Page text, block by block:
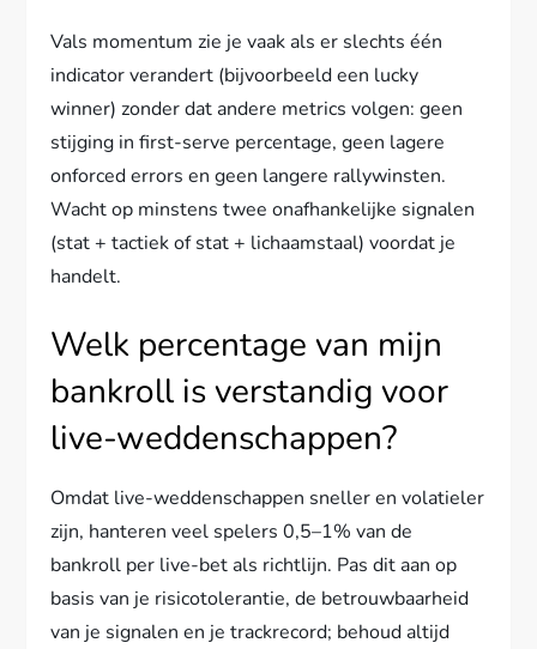
Vals momentum zie je vaak als er slechts één
indicator verandert (bijvoorbeeld een lucky
winner) zonder dat andere metrics volgen: geen
stijging in first-serve percentage, geen lagere
onforced errors en geen langere rallywinsten.
Wacht op minstens twee onafhankelijke signalen
(stat + tactiek of stat + lichaamstaal) voordat je
handelt.
Welk percentage van mijn
bankroll is verstandig voor
live-weddenschappen?
Omdat live-weddenschappen sneller en volatieler
zijn, hanteren veel spelers 0,5–1% van de
bankroll per live-bet als richtlijn. Pas dit aan op
basis van je risicotolerantie, de betrouwbaarheid
van je signalen en je trackrecord; behoud altijd